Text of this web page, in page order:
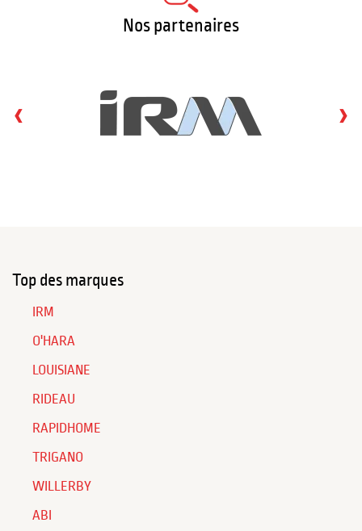
Nos partenaires
‹ ›
Top des marques
IRM
O'HARA
LOUISIANE
RIDEAU
RAPIDHOME
TRIGANO
WILLERBY
ABI